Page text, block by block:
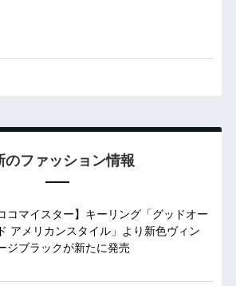
のファッション情報
コマイスター】キーリング「グッドオー
アメリカンスタイル」より新色ヴィン
ジブラックが新たに発売